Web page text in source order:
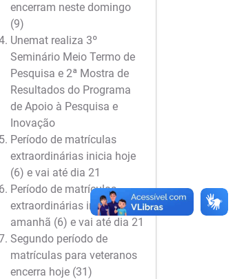
encerram neste domingo
(9)
Unemat realiza 3º
Seminário Meio Termo de
Pesquisa e 2ª Mostra de
Resultados do Programa
de Apoio à Pesquisa e
Inovação
Período de matrículas
extraordinárias inicia hoje
(6) e vai até dia 21
Período de matrículas
extraordinárias inicia
amanhã (6) e vai até dia 21
Segundo período de
matrículas para veteranos
encerra hoje (31)